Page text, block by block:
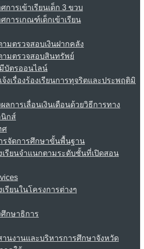
การเข้าเรียนเด็ก 3 ขวบ
การเกณฑ์เด็กเข้าเรียน
มตรวจสอบเงินฝากคลัง
ามตรวจสอบสินทรัพย์
บัตรออนไลน์
งเรื่องร้องเรียนการทุจริตและประพฤติมิ
ลการเลื่อนเงินเดือนด้วยวิธีการทาง
นิกส์
ศ
รจัดการศึกษาขั้นพื้นฐาน
เรียนจำแนกตามระดับชั้นที่เปิดสอน
รียนในโครงการต่างๆ
กษาธิการ
านงานและบริหารการศึกษาจังหวัด